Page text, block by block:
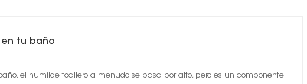
tu baño
el humilde toallero a menudo se pasa por alto, pero es un componente